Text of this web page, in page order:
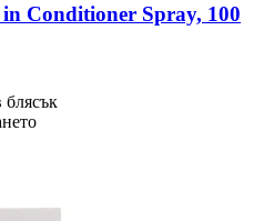
in Conditioner Spray, 100
блясък